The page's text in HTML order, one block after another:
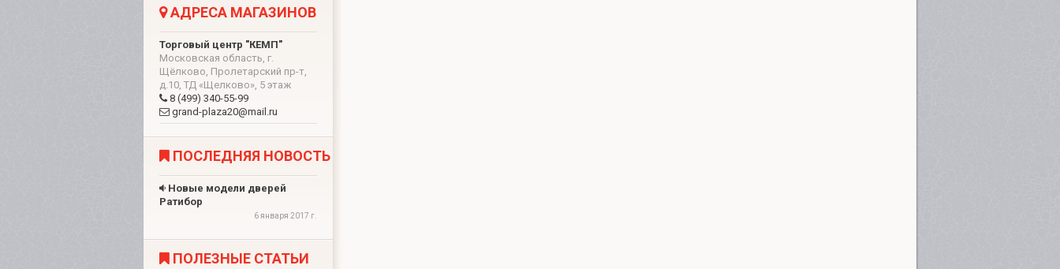
АДРЕСА МАГАЗИНОВ
Торговый центр "КЕМП"
Московская область, г.
Щёлково, Пролетарский пр-т,
д.10, ТД «Щелково», 5 этаж
8 (499) 340-55-99
grand-plaza20@mail.ru
ПОСЛЕДНЯЯ НОВОСТЬ
Новые модели дверей
Ратибор
6 января 2017 г.
ПОЛЕЗНЫЕ СТАТЬИ